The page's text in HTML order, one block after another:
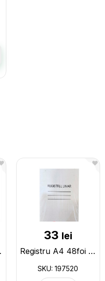
33 lei
Registru A4 48foi liniate 197520
SKU: 197520